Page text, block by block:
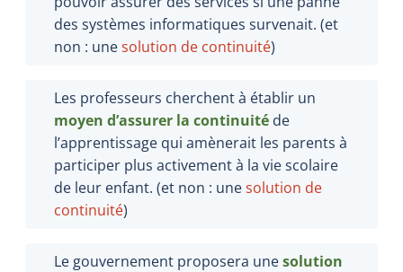
des systèmes informatiques survenait. (et
non : unesolution de continuité)
Les professeurs cherchent à établir un
moyen d’assurer la continuité de
l’apprentissage qui amènerait les parents à
participer plus activement à la vie scolaire
de leur enfant. (et non : unesolution de
continuité)
Le gouvernement proposera unesolution